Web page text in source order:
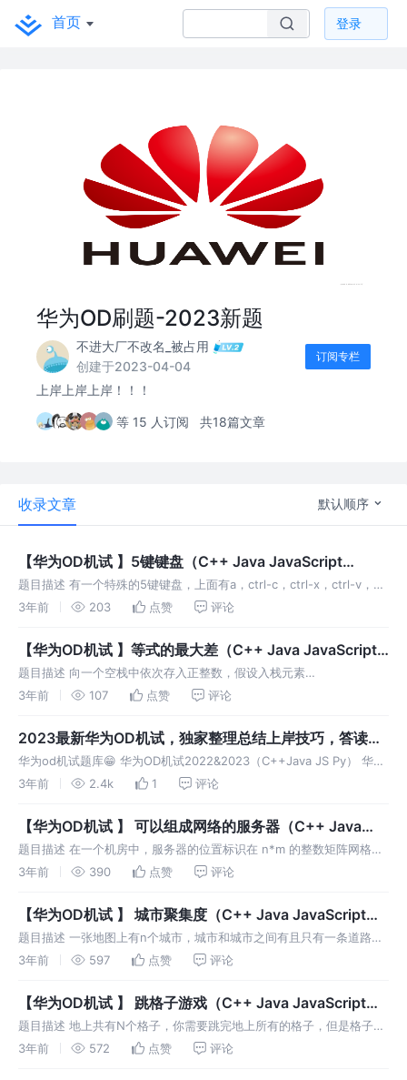
首页 登录
华为OD刷题-2023新题
不进大厂不改名_被占用
创建于2023-04-04
订阅专栏
上岸上岸上岸！！！
等 15 人订阅 共18篇文章
收录文章 默认顺序
【华为OD机试 】5键键盘（C++ Java JavaScript
Python）
题目描述 有一个特殊的5键键盘，上面有a，ctrl-c，ctrl-x，ctrl-v，
ctrl-a五个键。 a键在屏幕上输出一个字母a； ctrl-c将当前选择的字母
3年前 203 点赞 评论
【华为OD机试 】等式的最大差（C++ Java JavaScript
Python）
题目描述 向一个空栈中依次存入正整数，假设入栈元素
n(1<=n<=2^31-1)按顺序依次为 nx…n4、 n3、n2、 n1, 每当元素入
3年前 107 点赞 评论
2023最新华为OD机试，独家整理总结上岸技巧，答读者
问华为OD 华为OD机试备考攻略
华为od机试题库😁 华为OD机试2022&2023（C++Java JS Py） 华为
OD机试2023最新题库 更新中~（C++Java JS Py） 华为OD机试题库
3年前 2.4k 1 评论
【华为OD机试 】 可以组成网络的服务器（C++ Java
JavaScript Python）
题目描述 在一个机房中，服务器的位置标识在 n*m 的整数矩阵网格
中，1 表示单元格上有服务器，0 表示没有。如果两台服务器位于同一
你统
3年前 390 点赞 评论
【华为OD机试 】 城市聚集度（C++ Java JavaScript
Python）
题目描述 一张地图上有n个城市，城市和城市之间有且只有一条道路相
连：要么直接相连，要么通过其它城市中转相连（可中转一次或多
有道路后，
3年前 597 点赞 评论
【华为OD机试 】 跳格子游戏（C++ Java JavaScript
Python）
题目描述 地上共有N个格子，你需要跳完地上所有的格子，但是格子间
是有强依赖关系的，跳完前一个格子后，后续的格子才会被开启，格子
3年前 572 点赞 评论